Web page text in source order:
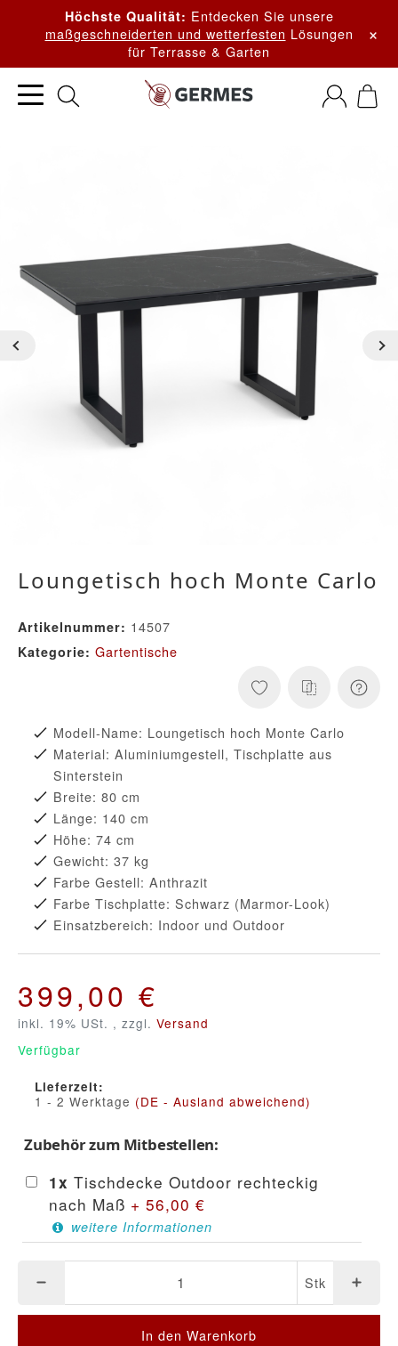
Höchste Qualität: Entdecken Sie unsere
maßgeschneiderten und wetterfesten Lösungen
für Terrasse & Garten
×
Loungetisch hoch Monte Carlo
Artikelnummer: 14507
Kategorie: Gartentische
Modell-Name: Loungetisch hoch Monte Carlo
Material: Aluminiumgestell, Tischplatte aus
Sinterstein
Breite: 80 cm
Länge: 140 cm
Höhe: 74 cm
Gewicht: 37 kg
Farbe Gestell: Anthrazit
Farbe Tischplatte: Schwarz (Marmor-Look)
Einsatzbereich: Indoor und Outdoor
399,00 €
inkl. 19% USt. , zzgl. Versand
Verfügbar
Lieferzeit:
1 - 2 Werktage (DE - Ausland abweichend)
Zubehör zum Mitbestellen:
1x Tischdecke Outdoor rechteckig
nach Maß + 56,00 €
weitere Informationen
Stk
In den Warenkorb